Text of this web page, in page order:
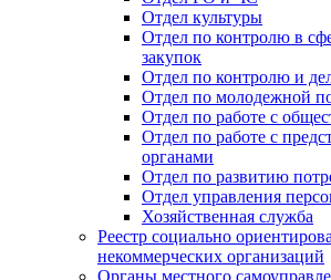
Отдел культуры
Отдел по контролю в
закупок
Отдел по контролю и
Отдел по молодежной
Отдел по работе с
Отдел по работе с
органами
Отдел по развитию
Отдел управления
Хозяйственная служба
Реестр социально
некоммерческих организаций
Органы местного